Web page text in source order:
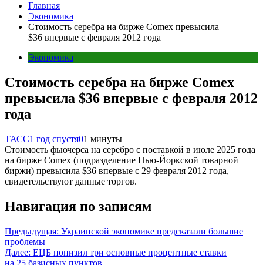
Главная
Экономика
Стоимость серебра на бирже Comex превысила
$36 впервые с февраля 2012 года
Экономика
Стоимость серебра на бирже Comex
превысила $36 впервые с февраля 2012
года
ТАСС1 год спустя01 минуты
Стоимость фьючерса на серебро с поставкой в июле 2025 года
на бирже Comex (подразделение Нью-Йоркской товарной
биржи) превысила $36 впервые с 29 февраля 2012 года,
свидетельствуют данные торгов.
Навигация по записям
Предыдущая: Украинской экономике предсказали большие
проблемы
Далее: ЕЦБ понизил три основные процентные ставки
на 25 базисных пунктов